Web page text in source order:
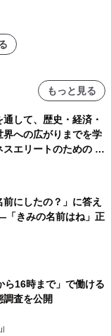
もっと見る
通して、歴史・経済・
界への広がりまでを学
エリートのための 教
2026年8月25日
前にしたの？」に答え
「きみの名前はね」正
ら16時まで」で働ける
査を公開